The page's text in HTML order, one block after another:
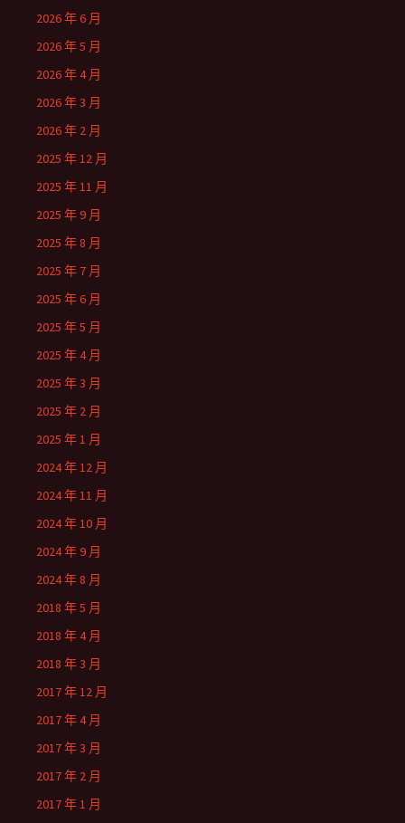
2026 年 6 月
2026 年 5 月
2026 年 4 月
2026 年 3 月
2026 年 2 月
2025 年 12 月
2025 年 11 月
2025 年 9 月
2025 年 8 月
2025 年 7 月
2025 年 6 月
2025 年 5 月
2025 年 4 月
2025 年 3 月
2025 年 2 月
2025 年 1 月
2024 年 12 月
2024 年 11 月
2024 年 10 月
2024 年 9 月
2024 年 8 月
2018 年 5 月
2018 年 4 月
2018 年 3 月
2017 年 12 月
2017 年 4 月
2017 年 3 月
2017 年 2 月
2017 年 1 月